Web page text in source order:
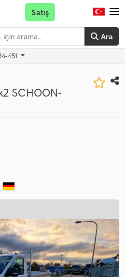
Ara
Satış
451
SCHOON-